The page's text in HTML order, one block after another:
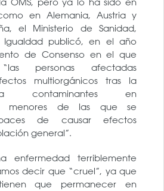
en Alemania, Austria y
el Ministerio de Sanidad,
Igualdad publicó, en el año
de Consenso en el que
personas afectadas
multiorgánicos tras la
contaminantes en
menores de las que se
de causar efectos
general”.
enfermedad terriblemente
decir que “cruel”, ya que
que permanecer en